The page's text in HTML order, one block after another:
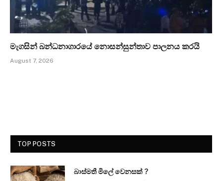
මැගසින් බන්ධනාගාරයේ නොසන්සුන්තාව පාලනය කරයි
August 7, 2026
TOP POSTS
බාස්මතී මිලේ වෙනසක් ?